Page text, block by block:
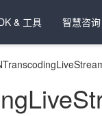
& 工具 智慧咨询